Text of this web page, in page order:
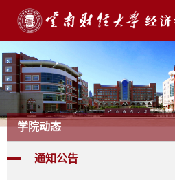
学院动态
通知公告